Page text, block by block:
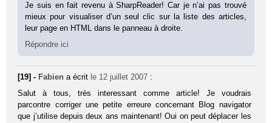
Je suis en fait revenu à SharpReader! Car je n’ai pas trouvé
mieux pour visualiser d’un seul clic sur la liste des articles,
leur page en HTML dans le panneau à droite.
Répondre ici
[19] - Fabien a écrit le 12 juillet 2007 :
Salut à tous, très interessant comme article! Je voudrais
parcontre corriger une petite erreure concernant Blog navigator
que j’utilise depuis deux ans maintenant! Oui on peut déplacer les